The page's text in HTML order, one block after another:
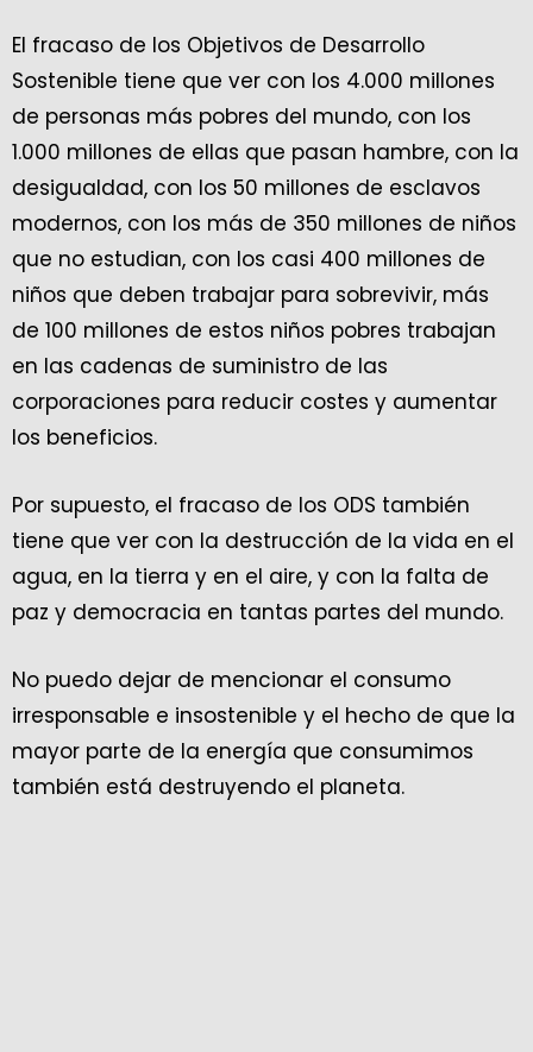
El fracaso de los Objetivos de Desarrollo
Sostenible tiene que ver con los 4.000 millones
de personas más pobres del mundo, con los
1.000 millones de ellas que pasan hambre, con la
desigualdad, con los 50 millones de esclavos
modernos, con los más de 350 millones de niños
que no estudian, con los casi 400 millones de
niños que deben trabajar para sobrevivir, más
de 100 millones de estos niños pobres trabajan
en las cadenas de suministro de las
corporaciones para reducir costes y aumentar
los beneficios.
Por supuesto, el fracaso de los ODS también
tiene que ver con la destrucción de la vida en el
agua, en la tierra y en el aire, y con la falta de
paz y democracia en tantas partes del mundo.
No puedo dejar de mencionar el consumo
irresponsable e insostenible y el hecho de que la
mayor parte de la energía que consumimos
también está destruyendo el planeta.